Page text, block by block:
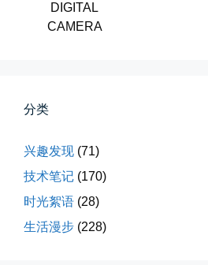
📅 03-31 22:37👤 Zairun
桃花乱落如红雨
李贺“桃花乱落如红雨”与纳兰性...
DIGITAL
CAMERA
分类
兴趣发现 (71)
技术笔记 (170)
时光絮语 (28)
生活漫步 (228)